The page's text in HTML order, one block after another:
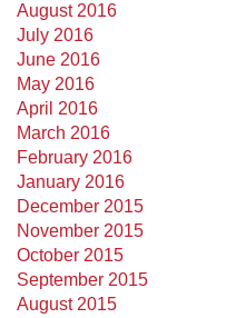
August 2016
July 2016
June 2016
May 2016
April 2016
March 2016
February 2016
January 2016
December 2015
November 2015
October 2015
September 2015
August 2015